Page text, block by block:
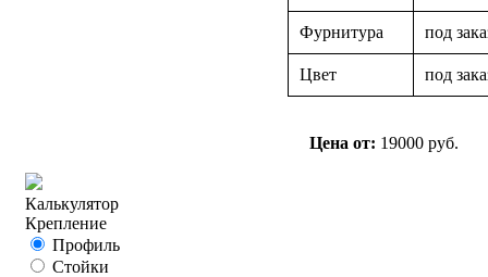
Фурнитура под
Цвет под
Цена от: 19000 руб.
Калькулятор
Крепление
Профиль
Стойки